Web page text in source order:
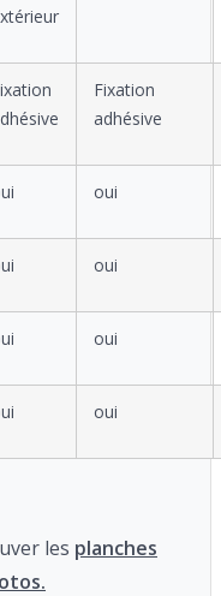
Fixation
adhésive
oui
oui
oui
oui
les planches